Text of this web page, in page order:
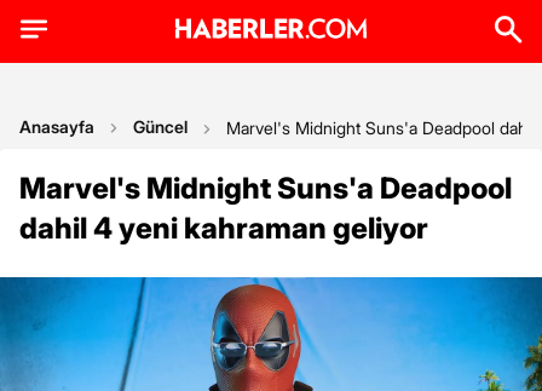
Anasayfa Güncel Marvel's Midnight Suns'a Deadpool
Marvel's Midnight Suns'a Deadpool
dahil 4 yeni kahraman geliyor